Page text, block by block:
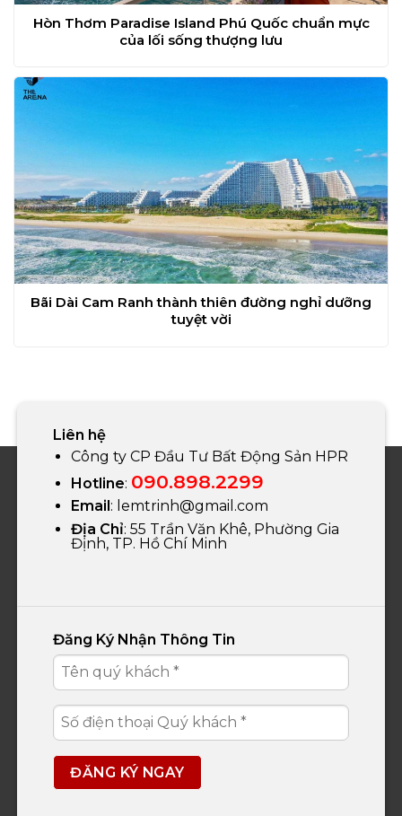
Hòn Thơm Paradise Island Phú Quốc chuẩn mực
của lối sống thượng lưu
Bãi Dài Cam Ranh thành thiên đường nghỉ dưỡng
tuyệt vời
Liên hệ
Công ty CP Đầu Tư Bất Động Sản HPR
Hotline: 090.898.2299
Email : lemtrinh@gmail.com
Địa Chỉ: 55 Trần Văn Khê, Phường Gia
Định, TP. Hồ Chí Minh
Đăng Ký Nhận Thông Tin